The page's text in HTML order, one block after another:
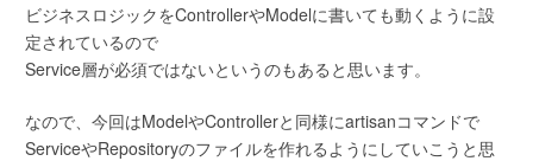
ビジネスロジックをControllerやModelに書いても動くように設
定されているので
Service層が必須ではないというのもあると思います。
なので、今回はModelやControllerと同様にartisanコマンドで
ServiceやRepositoryのファイルを作れるようにしていこうと思